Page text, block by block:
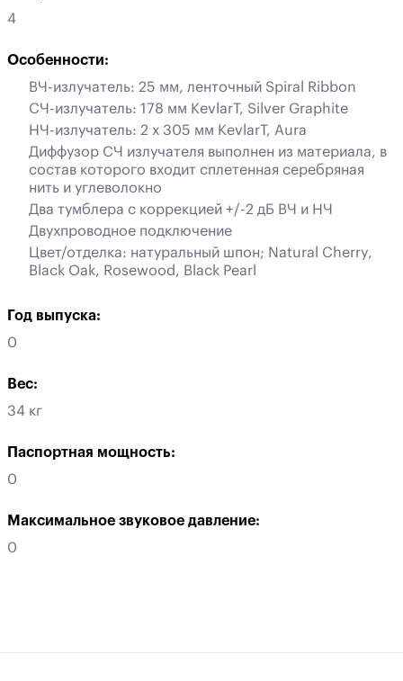
4
Особенности:
ВЧ-излучатель: 25 мм, ленточный Spiral Ribbon
СЧ-излучатель: 178 мм KevlarT, Silver Graphite
НЧ-излучатель: 2 х 305 мм KevlarT, Aura
Диффузор СЧ излучателя выполнен из материала, в
состав которого входит сплетенная серебряная
нить и углеволокно
Два тумблера с коррекцией +/-2 дБ ВЧ и НЧ
Двухпроводное подключение
Цвет/отделка: натуральный шпон; Natural Cherry,
Black Oak, Rosewood, Black Pearl
Год выпуска:
0
Вес:
34 кг
Паспортная мощность:
0
Максимальное звуковое давление:
0